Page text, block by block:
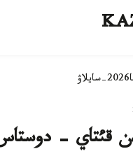
2026-سايلاۋ
قئتاي -